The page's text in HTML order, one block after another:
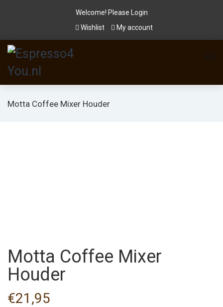
Welcome! Please
Login
Wishlist
My account
Motta Coffee Mixer Houder
Motta Coffee Mixer
Houder
€21,95